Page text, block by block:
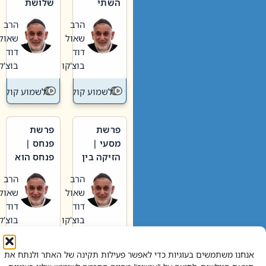
אנחנו משתמשים בעוגיות כדי לאפשר פעילות תקינה של האתר ולנתח את
וערב של
חיינו
הרב
שאול
דוד
בוצ'קו
לשמוע קול תורה – מדרש
האבות
הרב
שאול
דוד
בוצ'קו
לשמוע קול
פרשת
מסעי |
הזיקה בין
הגדול לעם הרב
שאול
דוד
בוצ'קו
לשמוע קול תורה – מדרש
פרשת
פנחס |
פנחס הוא
אליהו: בין
קנאות
הורסת
לקנאות
בונה
הרב
שאול
דוד
בוצ'קו
לשמוע קול